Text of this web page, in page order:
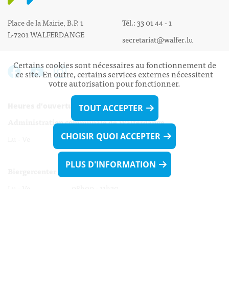
Place de la Mairie, B.P. 1
L-7201 WALFERDANGE
Tél.: 33 01 44 - 1
secretariat@walfer.lu
Heures d’ouverture:
Administration communale de Walferdange
Lu - Ve 08h00 - 11h30
13h30 - 16h00
Certains cookies sont nécessaires au fonctionnement de
ce site. En outre, certains services externes nécessitent
votre autorisation pour fonctionner.
TOUT ACCEPTER
CHOISIR QUOI ACCEPTER
PLUS D'INFORMATION